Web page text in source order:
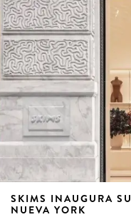
SKIMS INAUGURA
NUEVA YORK